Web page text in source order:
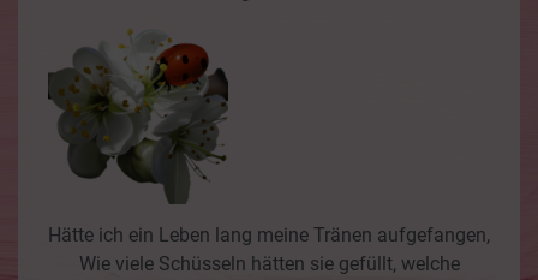
Hätte ich ein Leben lang meine Tränen aufgefangen,
Wie viele Schüsseln hätten sie gefüllt, welche